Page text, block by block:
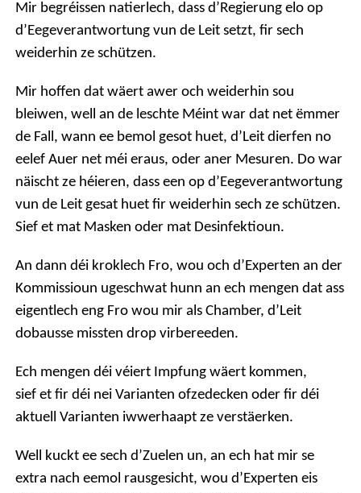
Mir begréissen natierlech, dass d’Regierung elo op
d’Eegeverantwortung vun de Leit setzt, fir sech
weiderhin ze schützen.
Mir hoffen dat wäert awer och weiderhin sou
bleiwen, well an de leschte Méint war dat net ëmmer
de Fall, wann ee bemol gesot huet, d’Leit dierfen no
eelef Auer net méi eraus, oder aner Mesuren. Do war
näischt ze héieren, dass een op d’Eegeverantwortung
vun de Leit gesat huet fir weiderhin sech ze schützen.
Sief et mat Masken oder mat Desinfektioun.
An dann déi kroklech Fro, wou och d’Experten an der
Kommissioun ugeschwat hunn an ech mengen dat ass
eigentlech eng Fro wou mir als Chamber, d’Leit
dobausse missten drop virbereeden.
Ech mengen déi véiert Impfung wäert kommen,
sief et fir déi nei Varianten ofzedecken oder fir déi
aktuell Varianten iwwerhaapt ze verstäerken.
Well kuckt ee sech d’Zuelen un, an ech hat mir se
extra nach eemol rausgesicht, wou d’Experten eis